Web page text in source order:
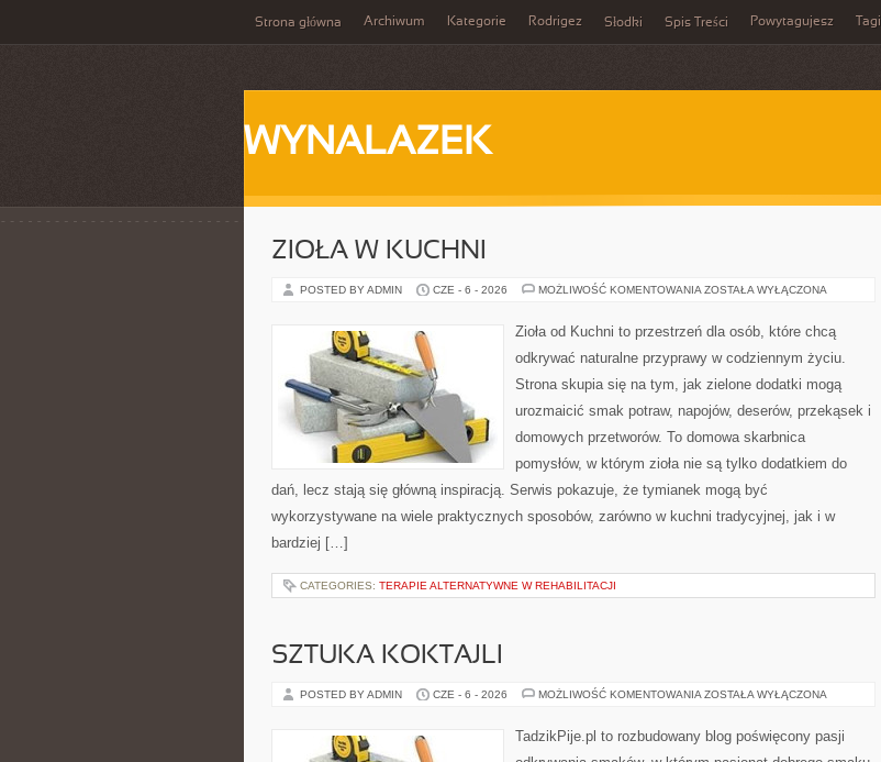
Strona główna Archiwum Kategorie Rodrigez Słodki Spis Treści Powytagujesz Tagi
WYNALAZEK
ZIOŁA W KUCHNI
POSTED BY ADMIN CZE - 6 - 2026 MOŻLIWOŚĆ KOMENTOWANIA ZIOŁA
ZOSTAŁA WYŁĄCZONA
Zioła od Kuchni to przestrzeń dla osób, które chcą
odkrywać naturalne przyprawy w codziennym życiu.
Strona skupia się na tym, jak zielone dodatki mogą
urozmaicić smak potraw, napojów, deserów, przekąsek i
domowych przetworów. To domowa skarbnica
pomysłów, w którym zioła nie są tylko dodatkiem do
dań, lecz stają się główną inspiracją. Serwis pokazuje, że tymianek mogą być
wykorzystywane na wiele praktycznych sposobów, zarówno w kuchni tradycyjnej, jak i w
bardziej […]
CATEGORIES: TERAPIE ALTERNATYWNE W REHABILITACJI
SZTUKA KOKTAJLI
POSTED BY ADMIN CZE - 6 - 2026 MOŻLIWOŚĆ KOMENTOWANIA SZTUKA
ZOSTAŁA WYŁĄCZONA
TadzikPije.pl to rozbudowany blog poświęcony pasji